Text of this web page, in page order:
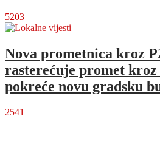
5203
Nova prometnica kroz
rasterećuje promet kroz
pokreće novu gradsku
2541